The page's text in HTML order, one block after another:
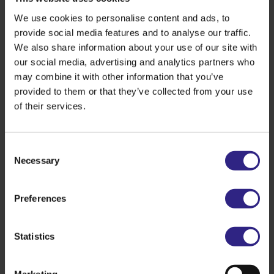
We use cookies to personalise content and ads, to
provide social media features and to analyse our traffic.
We also share information about your use of our site with
our social media, advertising and analytics partners who
may combine it with other information that you’ve
provided to them or that they’ve collected from your use
of their services.
Selection
Necessary
Preferences
Statistics
Aan de deal doen ook veredelaars mee zoals KeyGene
en Limagrain. Samen met onderzoeks- en
Wageningen University & Research, HAS hogeschool
en Aeres wordt gewerkt aan de ontwikkeling van
gedijen. Ook wordt gekeken naar het leveren van